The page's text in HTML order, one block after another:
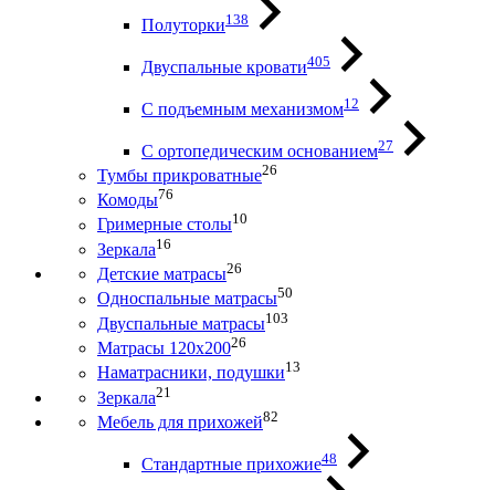
Полуторки138
Двуспальные кровати405
С подъемным механизмом12
С ортопедическим основанием27
Тумбы прикроватные26
Комоды76
Гримерные столы10
Зеркала16
Детские матрасы26
Односпальные матрасы50
Двуспальные матрасы103
Матрасы 120х20026
Наматрасники, подушки13
Зеркала21
Мебель для прихожей82
Стандартные прихожие48